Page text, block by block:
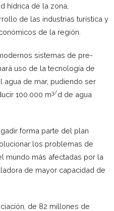
hídrica de la zona,
de las industrias turística y
de la región.
sistemas de pre-
uso de la tecnología de
agua de mar, pudiendo ser
100.000 m3/d de agua
forma parte del plan
los problemas de
mundo más afectadas por la
de mayor capacidad de
de 82 millones de